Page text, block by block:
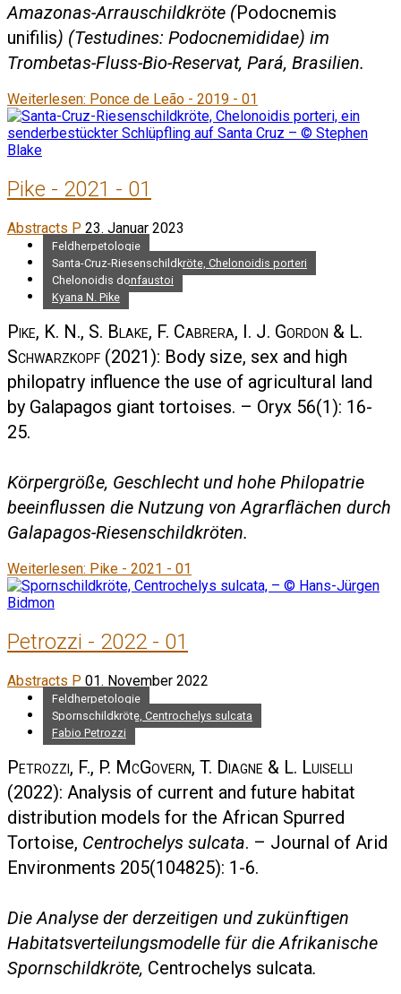
Amazonas-Arrauschildkröte (Podocnemis
unifilis) (Testudines: Podocnemididae) im
Trombetas-Fluss-Bio-Reservat, Pará, Brasilien.
Weiterlesen: Ponce de Leão - 2019 - 01
Pike - 2021 - 01
Abstracts P 23. Januar 2023
Feldherpetologie
Santa-Cruz-Riesenschildkröte, Chelonoidis porteri
Chelonoidis donfaustoi
Kyana N. Pike
Pike, K. N., S. Blake, F. Cabrera, I. J. Gordon & L.
Schwarzkopf (2021): Body size, sex and high
philopatry influence the use of agricultural land
by Galapagos giant tortoises. – Oryx 56(1): 16-
25.
Körpergröße, Geschlecht und hohe Philopatrie
beeinflussen die Nutzung von Agrarflächen durch
Galapagos-Riesenschildkröten.
Weiterlesen: Pike - 2021 - 01
Petrozzi - 2022 - 01
Abstracts P 01. November 2022
Feldherpetologie
Spornschildkröte, Centrochelys sulcata
Fabio Petrozzi
Petrozzi, F., P. McGovern, T. Diagne & L. Luiselli
(2022): Analysis of current and future habitat
distribution models for the African Spurred
Tortoise, Centrochelys sulcata. – Journal of Arid
Environments 205(104825): 1-6.
Die Analyse der derzeitigen und zukünftigen
Habitatsverteilungsmodelle für die Afrikanische
Spornschildkröte, Centrochelys sulcata.